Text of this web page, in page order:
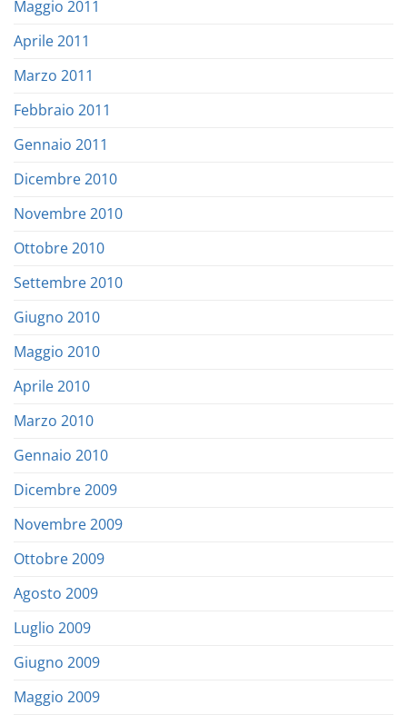
Maggio 2011
Aprile 2011
Marzo 2011
Febbraio 2011
Gennaio 2011
Dicembre 2010
Novembre 2010
Ottobre 2010
Settembre 2010
Giugno 2010
Maggio 2010
Aprile 2010
Marzo 2010
Gennaio 2010
Dicembre 2009
Novembre 2009
Ottobre 2009
Agosto 2009
Luglio 2009
Giugno 2009
Maggio 2009